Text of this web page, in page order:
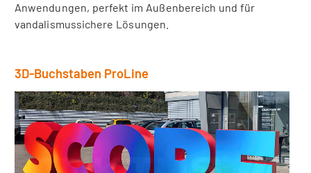
Anwendungen, perfekt im Außenbereich und für
vandalismussichere Lösungen.
3D-Buchstaben ProLine